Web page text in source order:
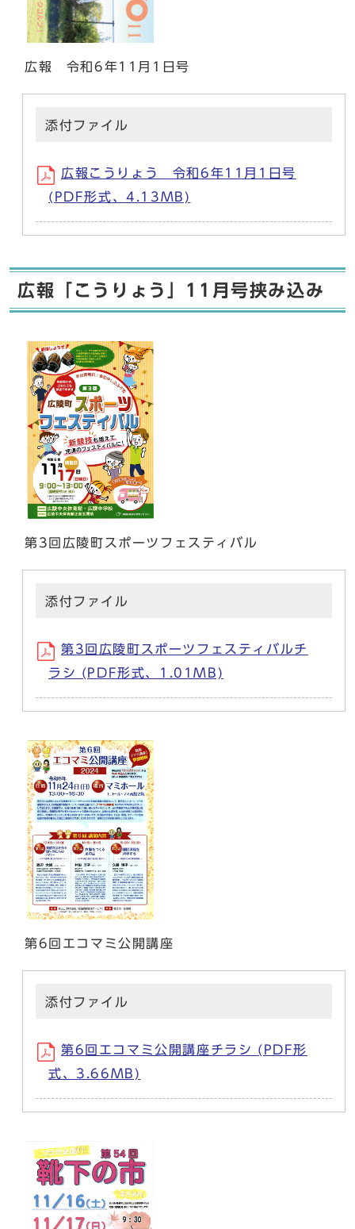
広報 令和6年11月1日号
添付ファイル
広報こうりょう 令和6年11月1日号
(PDF形式、4.13MB)
広報「こうりょう」11月号挟み込み
第3回広陵町スポーツフェスティバル
添付ファイル
第3回広陵町スポーツフェスティバルチ
ラシ (PDF形式、1.01MB)
第6回エコマミ公開講座
添付ファイル
第6回エコマミ公開講座チラシ (PDF形
式、3.66MB)